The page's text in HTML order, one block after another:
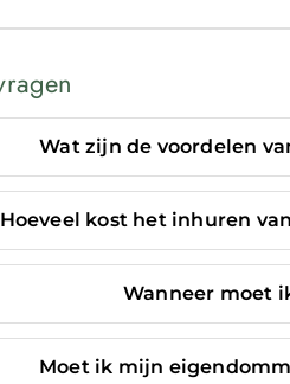
Wat zijn de voordelen
Hoeveel kost het inhuren
Wanneer moet
Moet ik mijn